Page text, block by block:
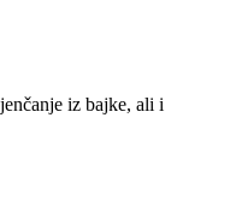
iz bajke, ali i